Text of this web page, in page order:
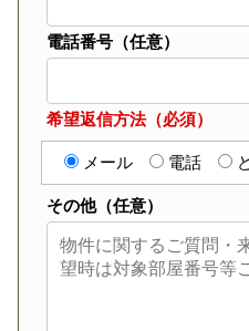
電話番号（任意）
希望返信方法（必須）
メール 電話
その他（任意）